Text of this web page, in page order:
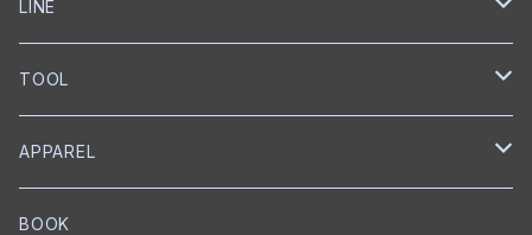
リップレスクランク
BUMBLEBEE CUSTOM LURES
チャターベイト
Megabass
クランクベイト
ミノー
KEITECH
ブレードジグ
EverGreen
GRASS ROOTS
ベイトキャスティングロッド
Out≒Law
ベイトキャスティング
DESIGNO
LEBEN
Back BOSS
匠ブッシュ
GLITCH
グリス
オイル
mibro
ハンドルノブ
ハンドル
SHIMANO
グリス
BKK
トレブルフック
シングルフック
ICHIKAWA FISHING
トレブルフック
RYUGI
トレブルフック
がまかつ
LINE
SEAGUAR
フロロカーボン
PE
SOLAROAM
フロロカーボン
DUEL
TOOL
belmont
スプリットリングプライヤー
KS Craft
APPAREL
RAPALA
BOOK